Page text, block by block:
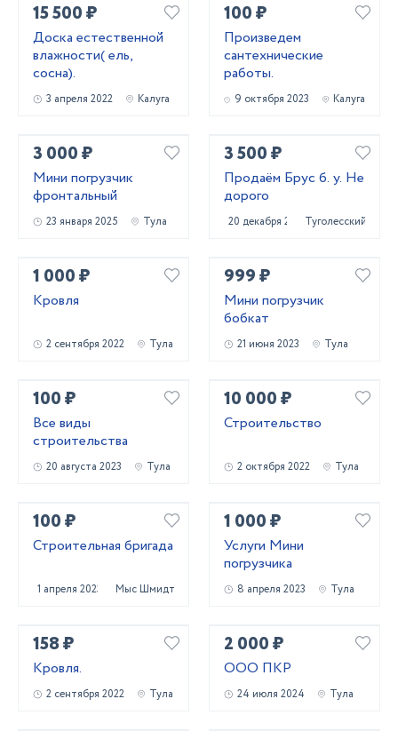
15 500 ₽
Доска естественной
влажности( ель,
сосна).
3 апреля 2022 Калуга
100 ₽
Произведем
сантехнические
работы.
9 октября 2023 Калуга
3 000 ₽
Мини погрузчик
фронтальный
23 января 2025 Тула
3 500 ₽
Продаём Брус б. у. Не
дорого
20 декабря 2020Туголесский Бор
1 000 ₽
Кровля
2 сентября 2022 Тула
999 ₽
Мини погрузчик
бобкат
21 июня 2023 Тула
100 ₽
Все виды
строительства
20 августа 2023 Тула
10 000 ₽
Строительство
2 октября 2022 Тула
100 ₽
Строительная бригада
1 апреля 2023 Мыс Шмидта
1 000 ₽
Услуги Мини
погрузчика
8 апреля 2023 Тула
158 ₽
Кровля.
2 сентября 2022 Тула
2 000 ₽
ООО ПКР
24 июля 2024 Тула